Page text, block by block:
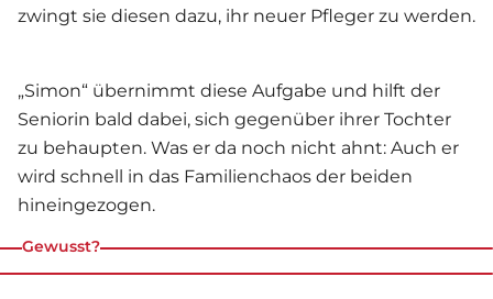
zwingt sie diesen dazu, ihr neuer Pfleger zu werden.
„Simon“ übernimmt diese Aufgabe und hilft der
Seniorin bald dabei, sich gegenüber ihrer Tochter
zu behaupten. Was er da noch nicht ahnt: Auch er
wird schnell in das Familienchaos der beiden
hineingezogen.
Gewusst?